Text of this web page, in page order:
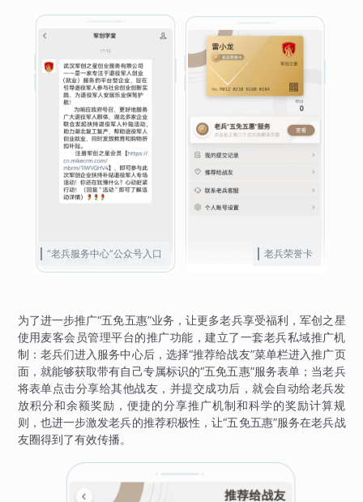
“老兵服务中心”公众号入口 老兵荣誉卡
为了进一步推广“五免五惠”业务，让更多老兵享受福利，军创之星
使用麦客会员管理平台的推广功能，建立了一套老兵私域推广机
制：老兵们进入服务中心后，选择“推荐给战友”菜单栏进入推广页
面，就能够获取带有自己专属标识的“五免五惠”服务表单；当老兵
将表单点击分享给其他战友，并提交成功后，就会自动给老兵发
放积分和余额奖励，便捷的分享推广机制和科学的奖励计算规
则，也进一步激发老兵的推荐积极性，让“五免五惠”服务在老兵战
友圈得到了有效传播。